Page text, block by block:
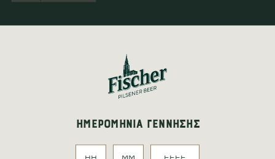
ΗΜΕΡΟΜΗΝΙΑ ΓΕΝΝΗΣΗΣ
Η φόρμα υποβλήθηκε επιτυχώς!
Κάτι πήγε στραβά.
Υποχρεωτικά πεδία.